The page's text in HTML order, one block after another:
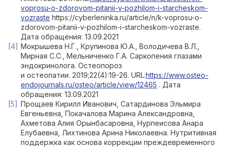
voprosu-o-zdorovom-pitanii-v-pozhilom-i-starcheskom-
vozraste https://cyberleninka.ru/article/n/k-voprosu-o-
zdorovom-pitanii-v-pozhilom-i-starcheskom-vozraste.
Дата обращения: 13.09.2021
Мокрышева Н.Г., Крупинова Ю.А., Володичева В.Л.,
Мирная С.С., Мельниченко Г.А. Саркопения глазами
эндокринолога. Остеопороз
и остеопатии. 2019;22(4):19-26. URL:https://www.osteo-
endojournals.ru/osteo/article/view/12465 . Дата
обращения: 13.09.2021
Прощаев Кирилл Иванович, Сатардинова Эльмира
Евгеньевна, Покачалова Марина Александровна,
Ахметова Алия Орынбасаровна, Нурпеисова Анара
Елубаевна, Лихтинова Арина Николаевна. Нутритивная
поддержка как основа коррекции преждевременного